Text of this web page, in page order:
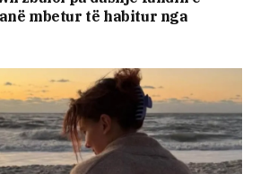
mbetur të habitur nga